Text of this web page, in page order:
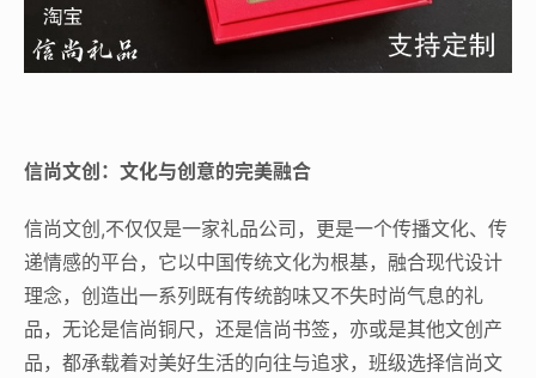
信尚文创：文化与创意的完美融合
信尚文创,不仅仅是一家礼品公司，更是一个传播文化、传
递情感的平台，它以中国传统文化为根基，融合现代设计
理念，创造出一系列既有传统韵味又不失时尚气息的礼
品，无论是信尚铜尺，还是信尚书签，亦或是其他文创产
品，都承载着对美好生活的向往与追求，班级选择信尚文